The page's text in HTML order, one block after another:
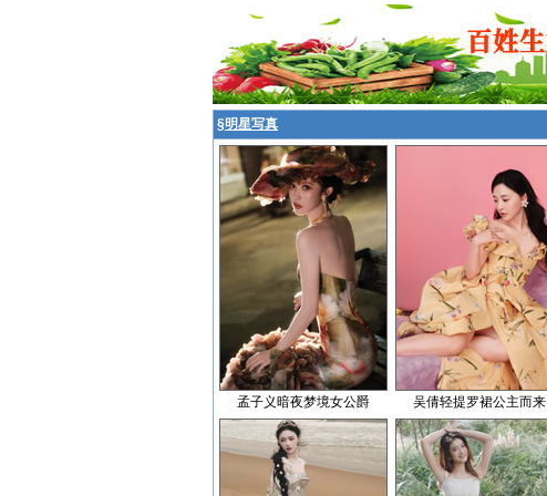
§明星写真
孟子义暗夜梦境女公爵 吴倩轻提罗裙公主而来